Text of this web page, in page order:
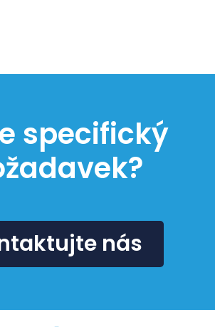
specifický
nás